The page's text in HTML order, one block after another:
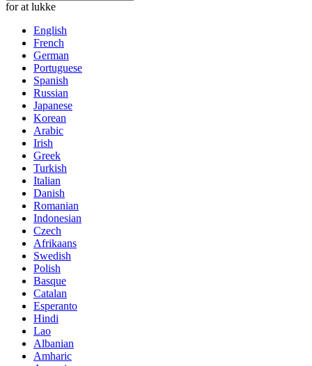
for at lukke
English
French
German
Portuguese
Spanish
Russian
Japanese
Korean
Arabic
Irish
Greek
Turkish
Italian
Danish
Romanian
Indonesian
Czech
Afrikaans
Swedish
Polish
Basque
Catalan
Esperanto
Hindi
Lao
Albanian
Amharic